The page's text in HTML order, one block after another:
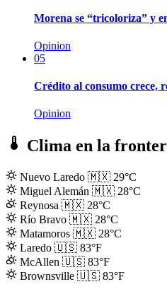
Morena se “tricoloriza” y
Opinion
05
Crédito al consumo crece,
Opinion
Clima en la
Nuevo Laredo 🇲🇽 29°C
Miguel Alemán 🇲🇽 28°C
Reynosa 🇲🇽 28°C
Río Bravo 🇲🇽 28°C
Matamoros 🇲🇽 28°C
Laredo 🇺🇸 83°F
McAllen 🇺🇸 83°F
Brownsville 🇺🇸 83°F